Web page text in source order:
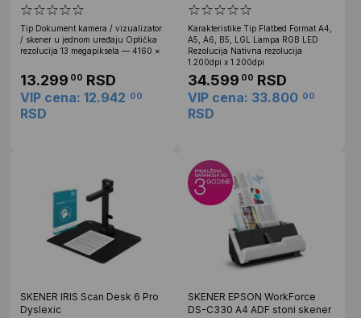
Tip Dokument kamera / vizualizator
/ skener u jednom uređaju Optička
rezolucija 13 megapiksela — 4160 ×
13.299 00 RSD
VIP cena: 12.942 00
RSD
Karakteristike Tip Flatbed Format A4,
A5, A6, B5, LGL Lampa RGB LED
Rezolucija Nativna rezolucija
1.200dpi x 1.200dpi
34.599 00 RSD
VIP cena: 33.800 00
RSD
SKENER IRIS Scan Desk 6 Pro
Dyslexic
SKENER EPSON WorkForce
DS-C330 A4 ADF stoni skener